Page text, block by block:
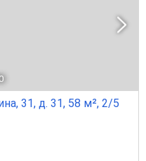
31, д. 31, 58 м², 2/5